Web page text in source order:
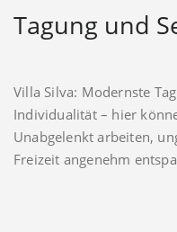
Tagung und
Villa Silva: Modernste
Individualität – hier
Unabgelenkt arbeiten,
Freizeit angenehm